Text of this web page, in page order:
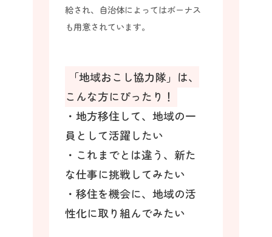
給され、自治体によってはボーナス
も用意されています。
「地域おこし協力隊」は、
こんな方にぴったり！
・地方移住して、地域の一
員として活躍したい
・これまでとは違う、新た
な仕事に挑戦してみたい
・移住を機会に、地域の活
性化に取り組んでみたい